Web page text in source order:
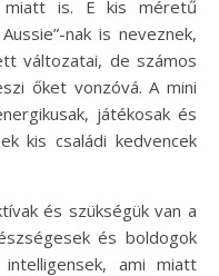
miatt is. E kis méretű
nak is neveznek,
változatai, de számos
őket vonzóvá. A mini
játékosak és
kis családi kedvencek
és szükségük van a
és boldogok
ami miatt